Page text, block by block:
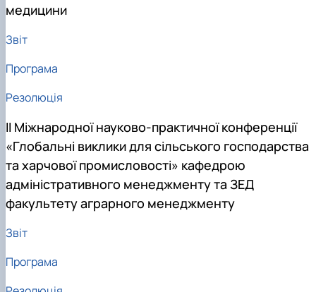
медицини
Звіт
Програма
Резолюція
ІІ Міжнародної науково-практичної конференції
«Глобальні виклики для сільського господарства
та харчової промисловості» кафедрою
адміністративного менеджменту та ЗЕД
факультету аграрного менеджменту
Звіт
Програма